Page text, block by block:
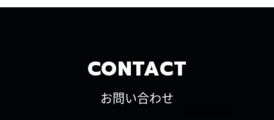
CONTACT
お問い合わせ